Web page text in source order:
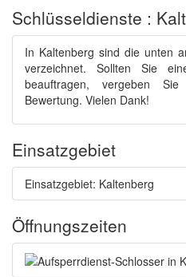
Schlüsseldienste :
In Kaltenberg sind die unten
verzeichnet. Sollten Sie
beauftragen, vergeben
Bewertung. Vielen Dank!
Einsatzgebiet
Einsatzgebiet: Kaltenberg
Öffnungszeiten